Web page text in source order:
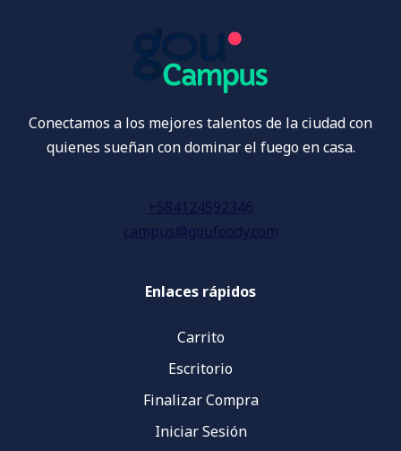
Conectamos a los mejores talentos de la ciudad con
quienes sueñan con dominar el fuego en casa.
+584124592346
campus@goufoody.com
Enlaces rápidos
Carrito
Escritorio
Finalizar Compra
Iniciar Sesión